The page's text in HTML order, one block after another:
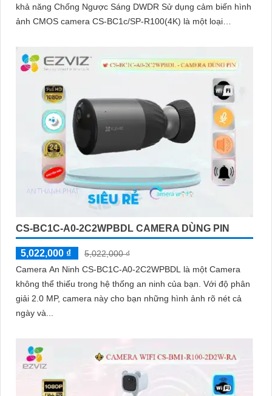
khả năng Chống Ngược Sáng DWDR Sử dụng cảm biến hình
ảnh CMOS camera CS-BC1c/SP-R100(4K) là một loại
CS-BC1C-A0-2C2WPBDL CAMERA DÙNG PIN
5,022,000 ₫
5,022,000 ₫
Camera An Ninh CS-BC1C-A0-2C2WPBDL là một Camera
không thể thiếu trong hệ thống an ninh của bạn. Với độ phân
giải 2.0 MP, camera này cho bạn những hình ảnh rõ nét cả
ngày và...